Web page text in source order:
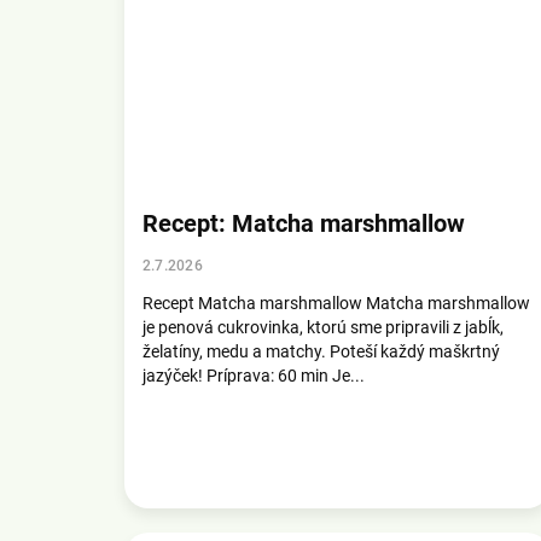
Recept: Matcha marshmallow
2.7.2026
Recept Matcha marshmallow Matcha marshmallow
je penová cukrovinka, ktorú sme pripravili z jabĺk,
želatíny, medu a matchy. Poteší každý maškrtný
jazýček! Príprava: 60 min Je...